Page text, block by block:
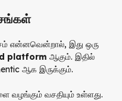
என்னவென்றால், இது ஒரு
platform ஆகும். இதில்
ஆக இருக்கும்.
வழங்கும் வசதியும் உள்ளது.